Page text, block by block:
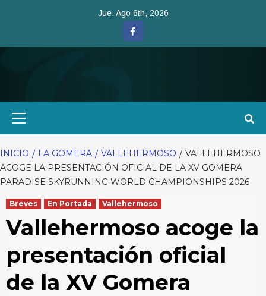
Jue. Ago 6th, 2026
Facebook
INICIO LA GOMERA VALLEHERMOSO
VALLEHERMOSO
ACOGE LA PRESENTACIÓN OFICIAL DE LA XV GOMERA
PARADISE SKYRUNNING WORLD CHAMPIONSHIPS 2026
Breves En Portada Vallehermoso
Vallehermoso acoge la
presentación oficial
de la XV Gomera